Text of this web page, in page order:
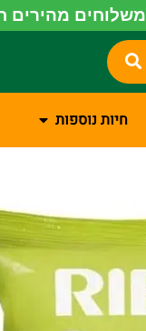
משלוחים מהירים
חיות נוספות